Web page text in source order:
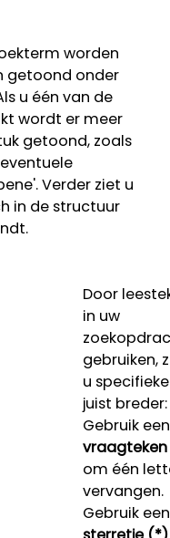
worden
getoond onder
u één van de
wordt er meer
getoond, zoals
Verder ziet u
in de structuur
Door
in uw
gebruiken,
u
juist breder:
Gebruik een
om één
vervangen.
Gebruik een